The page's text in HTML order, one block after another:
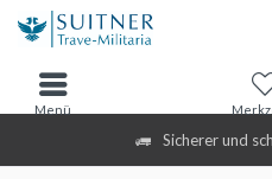
Sicherer und
Menü